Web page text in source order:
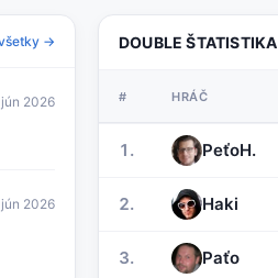
→
2026
2026
DOUBLE ŠTATISTIKA
# HRÁČ
1. PeťoH.
2. Haki
3. Paťo